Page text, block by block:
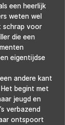
een heerlijk
weten wel
schrap voor
die een
eigentijdse
andere kant
begint met
jeugd en
verbazend
ontspoort